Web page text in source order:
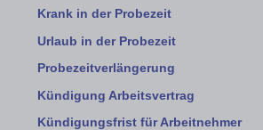
Krank in der Probezeit
Urlaub in der Probezeit
Probezeitverlängerung
Kündigung Arbeitsvertrag
Kündigungsfrist für Arbeitnehmer